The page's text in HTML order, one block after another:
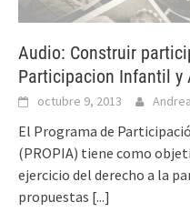
Audio: Construir
Participacion Infantil y
octubre 9, 2013
El Programa de
(PROPIA) tiene como
ejercicio del derecho a la
propuestas [...]